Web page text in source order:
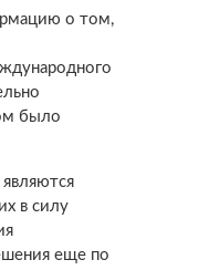
о том,
было
в силу
еще по